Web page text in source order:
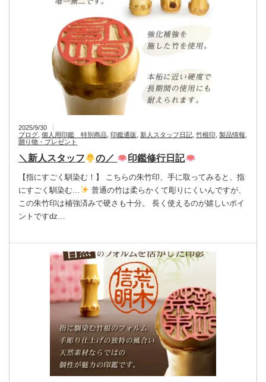
2025/9/30
ブログ 個人用印鑑 特別商品 印鑑通販 新人スタッフ日記 竹根印 製品情報
贈り物・プレゼント
＼新人スタッフ の／ 印鑑修行日記
【指にすごく馴染む！】 こちらの朱竹印、手に取ってみると、指
にすごく馴染む…
普通の竹は柔らかくて彫りにくいんですが、
この朱竹印は補強済みで硬さも十分。 長く使えるのが嬉しいポイ
ントですǳ…